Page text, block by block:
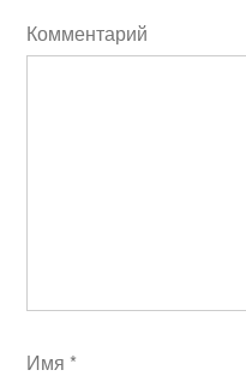
Комментарий
Имя *